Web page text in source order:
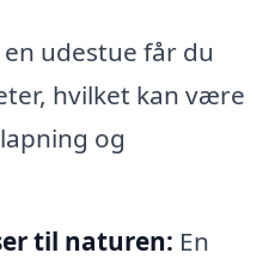
en udestue får du
hvilket kan være
og
til naturen: En